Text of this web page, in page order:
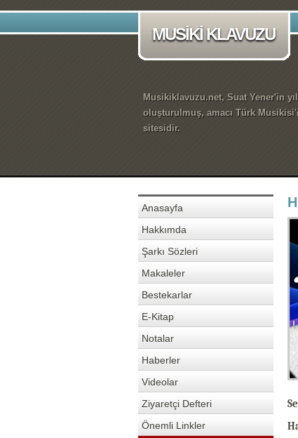
MUSİKİ KLAVUZU
Musikiklavuzu.net, Suat Yener'in
oluşturulmuş, amacı Türk
sitesidir.
Anasayfa
Hakkımda
Şarkı Sözleri
Makaleler
Bestekarlar
E-Kitap
Notalar
Haberler
Videolar
Ziyaretçi Defteri
Önemli Linkler